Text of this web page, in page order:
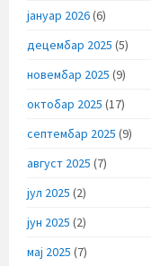
јануар 2026(6)
децембар 2025 (5)
новембар 2025 (9)
октобар 2025 (17)
септембар 2025 (9)
август 2025 (7)
јул 2025 (2)
јун 2025 (2)
мај 2025 (7)